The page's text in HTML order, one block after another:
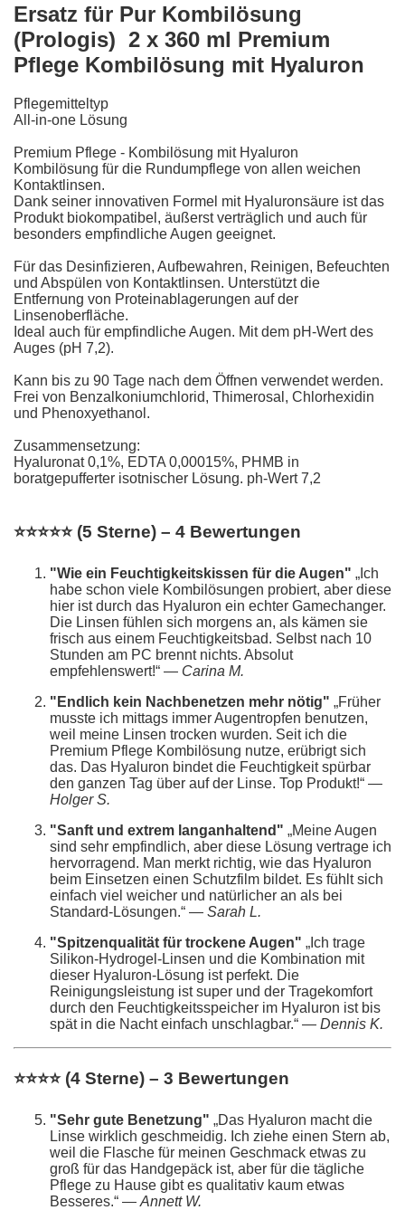
Ersatz für Pur Kombilösung
(Prologis) 2 x 360 ml Premium
Pflege Kombilösung mit Hyaluron
Pflegemitteltyp
All-in-one Lösung
Premium Pflege - Kombilösung mit Hyaluron
Kombilösung für die Rundumpflege von allen weichen
Kontaktlinsen.
Dank seiner innovativen Formel mit Hyaluronsäure ist das
Produkt biokompatibel, äußerst verträglich und auch für
besonders empfindliche Augen geeignet.
Für das Desinfizieren, Aufbewahren, Reinigen, Befeuchten
und Abspülen von Kontaktlinsen. Unterstützt die
Entfernung von Proteinablagerungen auf der
Linsenoberfläche.
Ideal auch für empfindliche Augen. Mit dem pH-Wert des
Auges (pH 7,2).
Kann bis zu 90 Tage nach dem Öffnen verwendet werden.
Frei von Benzalkoniumchlorid, Thimerosal, Chlorhexidin
und Phenoxyethanol.
Zusammensetzung:
Hyaluronat 0,1%, EDTA 0,00015%, PHMB in
boratgepufferter isotnischer Lösung. ph-Wert 7,2
⭐⭐⭐⭐⭐ (5 Sterne) – 4 Bewertungen
"Wie ein Feuchtigkeitskissen für die Augen" „Ich
habe schon viele Kombilösungen probiert, aber diese
hier ist durch das Hyaluron ein echter Gamechanger.
Die Linsen fühlen sich morgens an, als kämen sie
frisch aus einem Feuchtigkeitsbad. Selbst nach 10
Stunden am PC brennt nichts. Absolut
empfehlenswert!“ — Carina M.
"Endlich kein Nachbenetzen mehr nötig" „Früher
musste ich mittags immer Augentropfen benutzen,
weil meine Linsen trocken wurden. Seit ich die
Premium Pflege Kombilösung nutze, erübrigt sich
das. Das Hyaluron bindet die Feuchtigkeit spürbar
den ganzen Tag über auf der Linse. Top Produkt!“ —
Holger S.
"Sanft und extrem langanhaltend" „Meine Augen
sind sehr empfindlich, aber diese Lösung vertrage ich
hervorragend. Man merkt richtig, wie das Hyaluron
beim Einsetzen einen Schutzfilm bildet. Es fühlt sich
einfach viel weicher und natürlicher an als bei
Standard-Lösungen.“ — Sarah L.
"Spitzenqualität für trockene Augen" „Ich trage
Silikon-Hydrogel-Linsen und die Kombination mit
dieser Hyaluron-Lösung ist perfekt. Die
Reinigungsleistung ist super und der Tragekomfort
durch den Feuchtigkeitsspeicher im Hyaluron ist bis
spät in die Nacht einfach unschlagbar.“ — Dennis K.
⭐⭐⭐⭐ (4 Sterne) – 3 Bewertungen
"Sehr gute Benetzung" „Das Hyaluron macht die
Linse wirklich geschmeidig. Ich ziehe einen Stern ab,
weil die Flasche für meinen Geschmack etwas zu
groß für das Handgepäck ist, aber für die tägliche
Pflege zu Hause gibt es qualitativ kaum etwas
Besseres.“ — Annett W.